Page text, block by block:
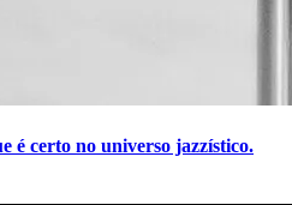
é certo no universo jazzístico.